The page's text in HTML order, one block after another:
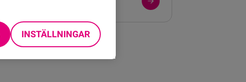
INSTÄLLNINGAR